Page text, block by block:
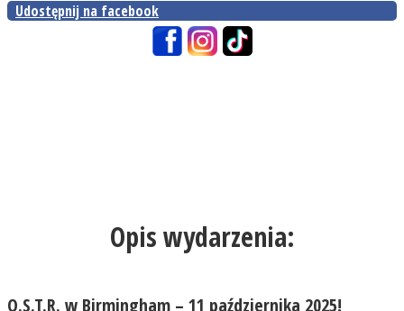
Udostępnij na facebook
Opis wydarzenia:
O.S.T.R. w Birmingham – 11 października 2025!